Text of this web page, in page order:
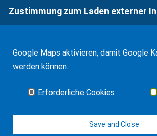
eine Zeitvergütung in Betracht. Der
dabei von der Qualifikation und
Wenn der Umfang der erforderlichen
abschätzbar ist, vereinbaren wir auch
Anwalt nicht abschätzbar ist, ist dies
erforderlich.
Zustimmung zum Laden externer
Google Maps aktivieren, damit Google
werden können.
Erforderliche Cookies
Save and Close